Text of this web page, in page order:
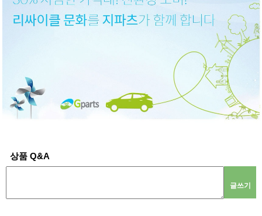
상품 Q&A
글쓰기